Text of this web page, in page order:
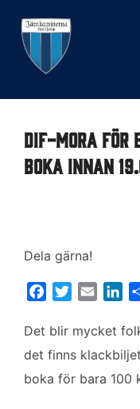
innehåll
DIF-Mora för
boka innan
Dela gärna!
c
e
o
i
t
e
a
n
k
e
d
Det blir mycket
det finns
boka för bara 100